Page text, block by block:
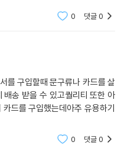
0 댓글0
를 구입할때 문구류나 카드를 살
송 받을 수 있고퀄리티 또한 아
드를 구입했는데아주 유용하기
0 댓글0